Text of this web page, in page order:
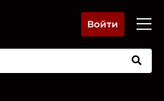
Войти